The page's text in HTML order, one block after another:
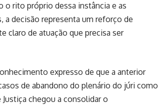
o rito próprio dessa instância e as
a decisão representa um reforço de
claro de atuação que precisa ser
expresso de que a anterior
de abandono do plenário do júri como
chegou a consolidar o